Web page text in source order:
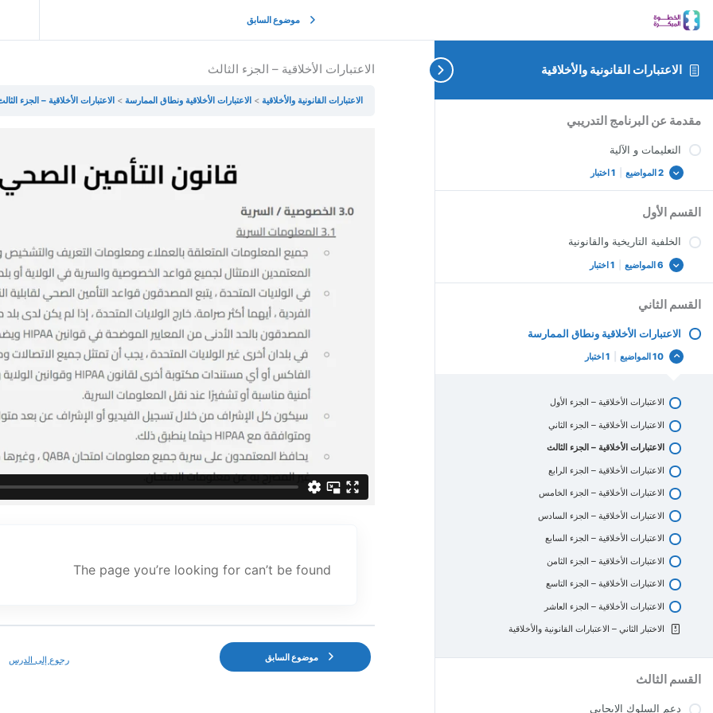
الاعتبارات القانونية والأخلاقية
مقدمة عن البرنامج التدريبي
التعليمات و الآلية
عرض
الكل
التعليمات
و
2 المواضيع
القسم الأول
الخلفية التاريخية والقانونية
عرض
الكل
الخلفية
التاريخية
6 المواضيع
القسم الثاني
الاعتبارات الأخلاقية ونطاق الممارسة
إخفاء
الاعتبارات
الأخلاقية
الممارسة
10 المواضيع
الاعتبارات الأخلاقية – الجزء الأول
الاعتبارات الأخلاقية – الجزء الثاني
الاعتبارات الأخلاقية – الجزء الثالث
الاعتبارات الأخلاقية – الجزء الرابع
الاعتبارات الأخلاقية – الجزء الخامس
الاعتبارات الأخلاقية – الجزء السادس
الاعتبارات الأخلاقية – الجزء السابع
الاعتبارات الأخلاقية – الجزء الثامن
الاعتبارات الأخلاقية – الجزء التاسع
الاعتبارات الأخلاقية – الجزء العاشر
الاختبار الثاني – الاعتبارات القانونية والأخلاقية
القسم الثالث
دعم السلوك الإيجابي
عرض
الكل
دعم
السلوك
عرض
الكل
التدريب
والإشراف
عرض
الكل
الاختبار
النهائي
السادس
موضوع السابق
الاعتبارات الأخلاقية – الجزء الثالث
الاعتبارات القانونية والأخلاقية الاعتبارات الأخلاقية ونطاق الممارسة الاعتبارات الأخلاقية – الجزء
The page you’re looking for can’t be found
موضوع السابق رجوع إلى الدرس